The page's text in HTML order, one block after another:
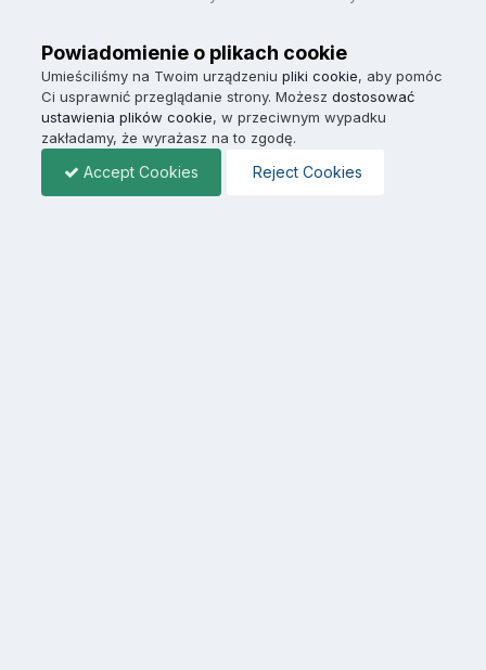
Powiadomienie o plikach cookie
Umieściliśmy na Twoim urządzeniu pliki cookie, aby pomóc
Ci usprawnić przeglądanie strony. Możesz dostosować
ustawienia plików cookie, w przeciwnym wypadku
zakładamy, że wyrażasz na to zgodę.
Accept Cookies Reject Cookies